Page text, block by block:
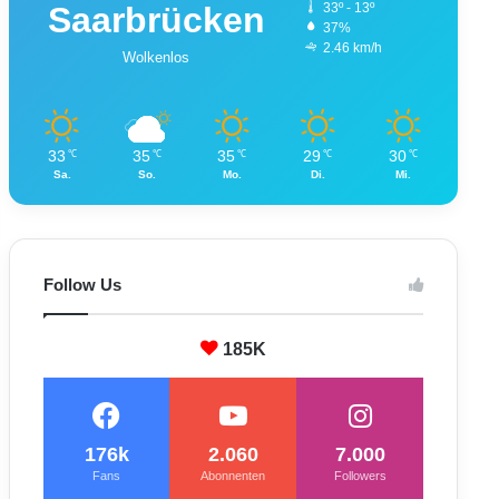
Saarbrücken
Wolkenlos
33º - 13º
37%
2.46 km/h
33 ℃
Sa.
35 ℃
So.
35 ℃
Mo.
29 ℃
Di.
30 ℃
Mi.
Follow Us
185K
176k
Fans
2.060
Abonnenten
7.000
Followers